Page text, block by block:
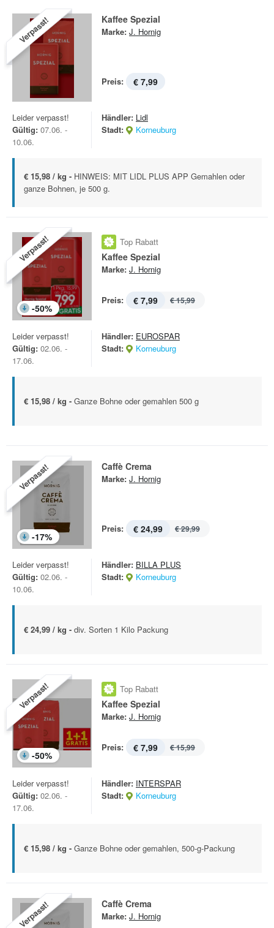
Verpasst! Kaffee Spezial
Marke: J. Hornig
Preis: € 7,99
Leider verpasst!
Gültig: 07.06. -
10.06.
Händler: Lidl
Stadt:
Korneuburg
€ 15,98 / kg - HINWEIS: MIT LIDL PLUS APP Gemahlen oder
ganze Bohnen, je 500 g.
Verpasst!
-50%
Top Rabatt
Kaffee Spezial
Marke: J. Hornig
Preis: € 7,99 € 15,99
Leider verpasst!
Gültig: 02.06. -
17.06.
Händler: EUROSPAR
Stadt:
Korneuburg
€ 15,98 / kg - Ganze Bohne oder gemahlen 500 g
Verpasst!
-17%
Caffè Crema
Marke: J. Hornig
Preis: € 24,99 € 29,99
Leider verpasst!
Gültig: 02.06. -
10.06.
Händler: BILLA PLUS
Stadt:
Korneuburg
€ 24,99 / kg - div. Sorten 1 Kilo Packung
Verpasst!
-50%
Top Rabatt
Kaffee Spezial
Marke: J. Hornig
Preis: € 7,99 € 15,99
Leider verpasst!
Gültig: 02.06. -
17.06.
Händler: INTERSPAR
Stadt:
Korneuburg
€ 15,98 / kg - Ganze Bohne oder gemahlen, 500-g-Packung
Verpasst! Caffè Crema
Marke: J. Hornig